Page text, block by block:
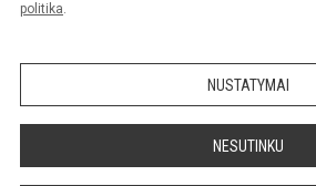
politika.
NUSTATYMAI
NESUTINKU
Sumanus būdas atnaujinti